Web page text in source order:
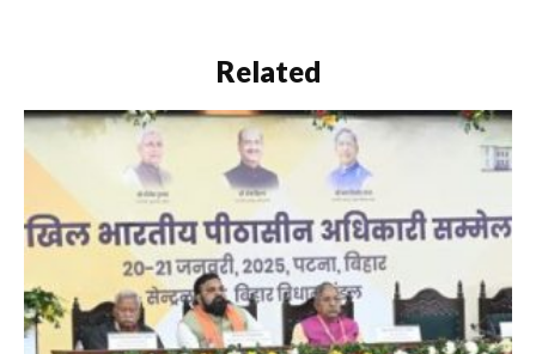
Related